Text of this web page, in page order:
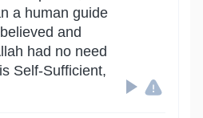
a human guide
and
had no need
Self-Sufficient,